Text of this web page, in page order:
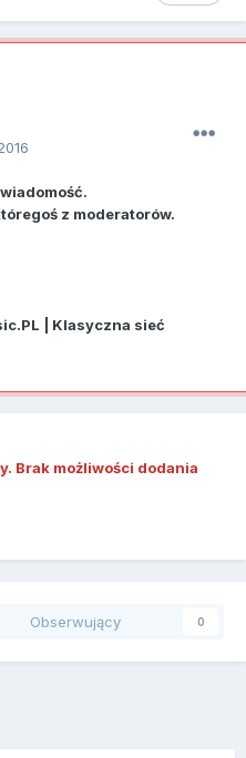
z moderatorów.
| Klasyczna sieć
Brak możliwości dodania
Obserwujący 0